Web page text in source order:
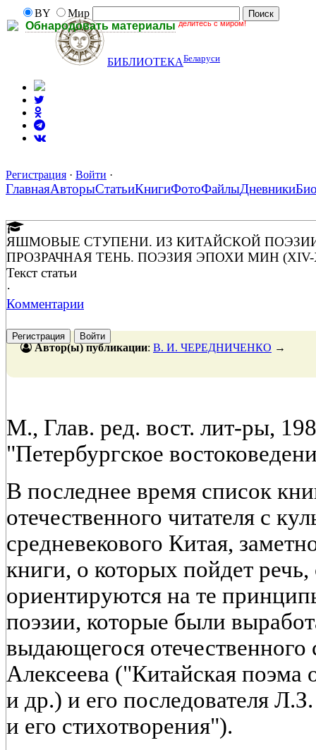
Обнародовать материалы делитесь с миром!
BY Мир
БИБЛИОТЕКАБеларуси
Регистрация · Войти ·
ГлавнаяАвторыСтатьиКнигиФотоФайлыДневники
ЯШМОВЫЕ СТУПЕНИ. ИЗ КИТАЙСКОЙ ПОЭЗИИ
ПРОЗРАЧНАЯ ТЕНЬ. ПОЭЗИЯ ЭПОХИ МИН (XIV-
Текст статьи
·
Комментарии
Регистрация Войти
Автор(ы) публикации: В. И. ЧЕРЕДНИЧЕНКО →
М., Глав. ред. вост. лит-ры,
"Петербургское
В последнее время список
отечественного читателя с
средневекового Китая,
книги, о которых пойдет
ориентируются на те
поэзии, которые были
выдающегося
Алексеева ("Китайская
и др.) и его последователя
и его стихотворения").